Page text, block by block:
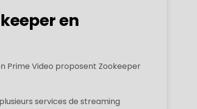
en
Prime Video proposent Zookeeper
services de streaming